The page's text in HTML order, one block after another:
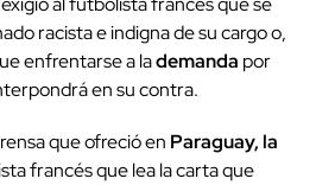
racista e indigna de su cargo o,
enfrentarse a lademanda por
en su contra.
que ofreció en Paraguay, la
francés que lea la carta que